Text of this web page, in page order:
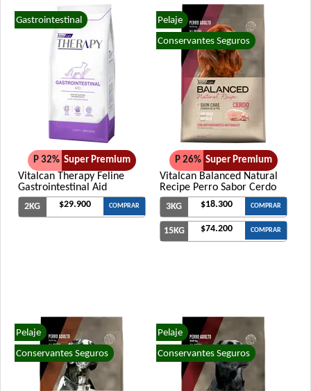
Gastrointestinal
P 32% Super Premium
Vitalcan Therapy Feline
Gastrointestinal Aid
2KG $29.900 COMPRAR
Pelaje
Conservantes Seguros
P 26% Super Premium
Vitalcan Balanced Natural
Recipe Perro Sabor Cerdo
3KG $18.300 COMPRAR
15KG $74.200 COMPRAR
Pelaje
Conservantes Seguros
Pelaje
Conservantes Seguros